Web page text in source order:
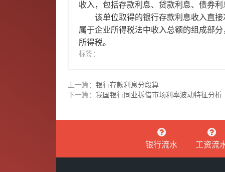
收入，包括存款利息、贷款利息、债券利
该单位取得的银行存款利息收入直
属于企业所得税法中收入总额的组成部
所得税。
标签：
上一篇：银行存款利息分段算
下一篇：我国银行同业拆借市场利率波动特征分析
银行流水 工资流